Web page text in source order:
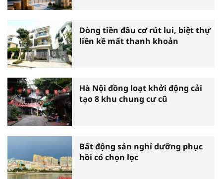
Dòng tiền đầu cơ rút lui, biệt thự
liền kề mất thanh khoản
Hà Nội đồng loạt khởi động cải
tạo 8 khu chung cư cũ
Bất động sản nghỉ dưỡng phục
hồi có chọn lọc